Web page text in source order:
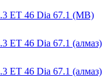
ET 46 Dia 67.1 (MB)
ET 46 Dia 67.1 (алмаз)
ET 46 Dia 67.1 (алмаз)